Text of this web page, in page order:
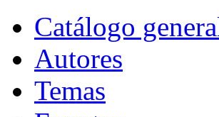
Catálogo
Autores
Temas